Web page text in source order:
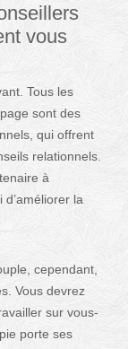
vous
Tous les
sont des
qui offrent
relationnels.
à
la
cependant,
Vous devrez
sur vous-
porte ses